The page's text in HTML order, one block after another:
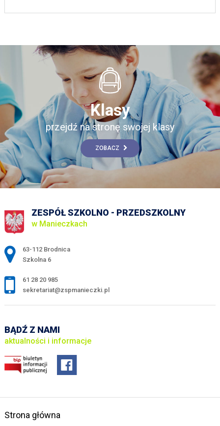
Klasy
przejdź na stronę swojej klasy
ZOBACZ
ZESPÓŁ SZKOLNO - PRZEDSZKOLNY
w Manieczkach
Adres pocztowy:
63-112 Brodnica
Szkolna 6
61 28 20 985
sekretariat@zspmanieczki.pl
BĄDŹ Z NAMI
aktualności i informacje
Strona główna